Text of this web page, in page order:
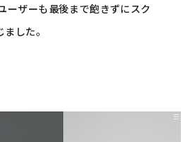
ーザーも最後まで飽きずにスク
した。